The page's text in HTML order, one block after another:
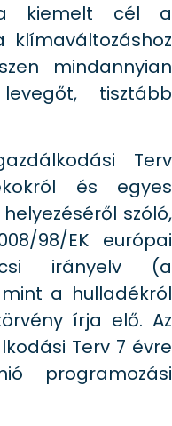
kiemelt cél a
klímaváltozáshoz
mindannyian
tisztább
Terv
és egyes
szóló,
98/EK európai
irányelv (a
a hulladékról
írja elő. Az
Terv 7 évre
programozási